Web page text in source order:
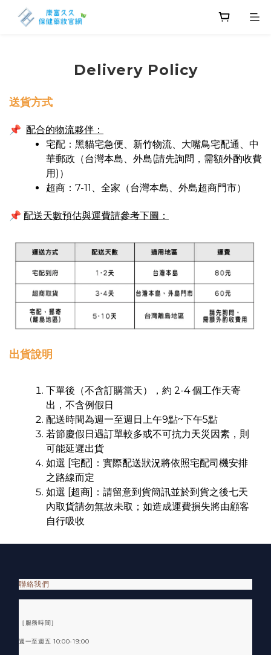
Delivery Policy
送貨方式
📌 配合的物流夥伴：
宅配：黑貓宅急便、新竹物流、大嘴鳥宅配通、中
華郵政（台灣本島、外島(請先詢問，需額外酌收費
用)）
超商：7-11、全家（台灣本島、外島超商門市）
📌 配送天數預估與運費請參考下圖：
出貨說明
下單後（不含訂購當天），約 2-4 個工作天寄
出，不含例假日
配送時間為週一至週日上午9點~下午5點
若節慶假日遇訂單較多或不可抗力天災因素，則
可能延遲出貨
如選 [宅配]：實際配送狀況將依照宅配司機安排
之路線而定
如選 [超商]：請留意到貨簡訊並於到貨之後七天
內取貨請勿無故未取；如造成運費損失將由顧客
自行吸收
聯絡我們
［服務時間］
週一至週五 10:00-19:00